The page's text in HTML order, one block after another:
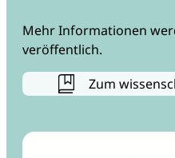
Mehr Informationen
veröffentlich.
Zum